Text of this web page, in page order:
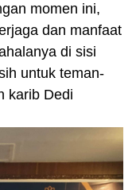
momen ini,
dan manfaat
di sisi
untuk teman-
karib Dedi